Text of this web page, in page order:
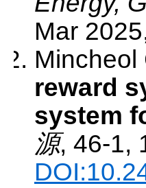
Mar 2025
Mincheol
reward
system
源, 46-1,